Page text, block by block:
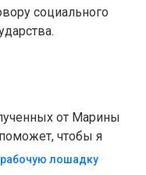
социального
от Марины
чтобы я
рабочую лошадку